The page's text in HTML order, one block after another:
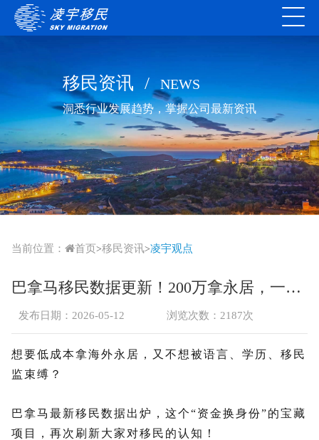
移民资讯 / NEWS
洞悉行业发展趋势，掌握公司最新资讯
当前位置： 首页>移民资讯>凌宇观点
巴拿马移民数据更新！200万拿永居，一人申请三代同行！购房移民成华人首选!
发布日期：2026-05-12 浏览次数：2187次
想要低成本拿海外永居，又不想被语言、学历、移民
监束缚？
巴拿马最新移民数据出炉，这个“资金换身份”的宝藏
项目，再次刷新大家对移民的认知！